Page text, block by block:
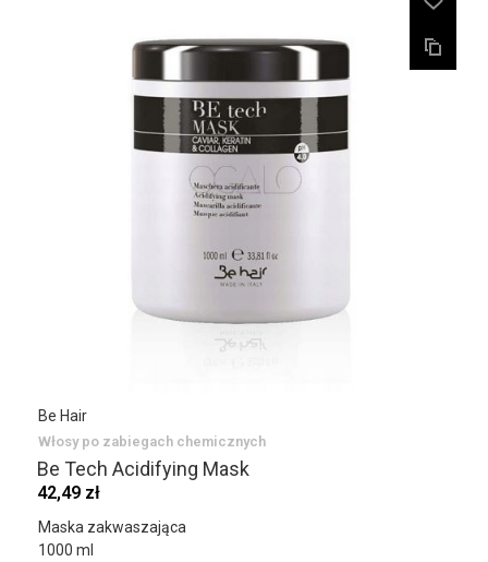
Be Hair
Włosy po zabiegach chemicznych
Be Tech Acidifying Mask
42,49 zł
Maska zakwaszająca
1000 ml